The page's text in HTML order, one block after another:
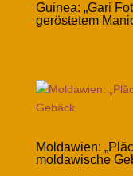
Guinea: „Gari
geröstetem
Moldawien:
moldawische